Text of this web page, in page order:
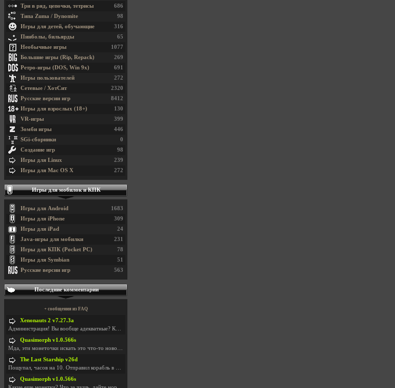
686
Три в ряд, цепочки, тетрисы
98
Типа Zuma / Dynomite
316
Игры для детей, обучающие
65
Пинболы, бильярды
1077
Необычные игры
269
Большие игры (Rip, Repack)
691
Ретро-игры (DOS, Win 9x)
272
Игры пользователей
2320
Сетевые / ХотСит
8412
Русские версии игр
130
Игры для взрослых (18+)
399
VR-игры
446
Зомби игры
0
SGi-сборники
98
Создание игр
239
Игры для Linux
272
Игры для Mac OS X
Игры для мобилок и КПК
1683
Игры для Android
309
Игры для iPhone
24
Игры для iPad
231
Java-игры для мобилки
78
Игры для КПК (Pocket PC)
51
Игры для Symbian
563
Русские версии игр
Последние комментарии
+ сообщения из FAQ
Xenonauts 2 v7.27.3a
Администрация! Вы вообще адекватные? Какие монетки
Quasimorph v1.0.566s
Мда, эти монеточки искать это что-то новое в сфере
The Last Starship v26d
Пощупал, часов на 10. Отправил корабль в другую Га
Quasimorph v1.0.566s